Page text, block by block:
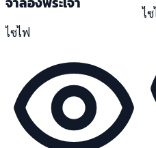
ไซไฟ
ไ